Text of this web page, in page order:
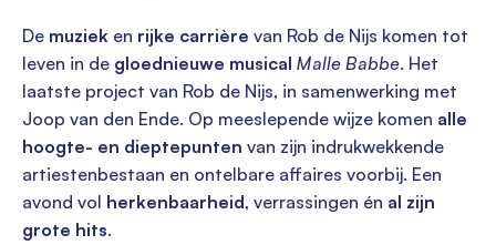
De muziek en rijke carrière van Rob de Nijs komen tot
leven in de gloednieuwe musical Malle Babbe. Het
laatste project van Rob de Nijs, in samenwerking met
Joop van den Ende. Op meeslepende wijze komen alle
hoogte- en dieptepunten van zijn indrukwekkende
artiestenbestaan en ontelbare affaires voorbij. Een
avond vol herkenbaarheid, verrassingen én al zijn
grote hits.